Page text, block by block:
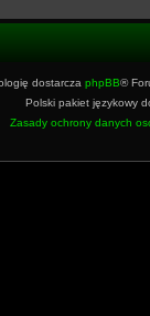
dostarcza phpBB®
Polski pakiet językowy
Zasady ochrony danych